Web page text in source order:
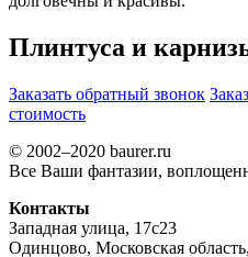
Плинтуса и
Заказать обратный звонок
стоимость
© 2002–2020 baurer.ru
Все Ваши фантазии,
Контакты
Западная улица, 17с23
Одинцово, Московская